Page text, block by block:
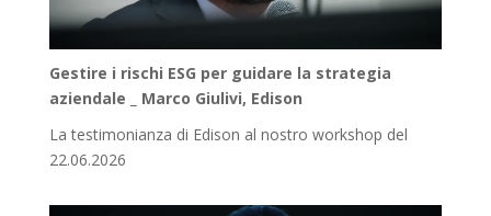
Gestire i rischi ESG per guidare la strategia
aziendale _ Marco Giulivi, Edison
La testimonianza di Edison al nostro workshop del
22.06.2026